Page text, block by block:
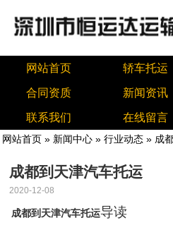
网站首页 轿车托运
合同资质 新闻资讯
联系我们 在线留言
网站首页 » 新闻中心 » 行业动态 » 成
成都到天津汽车托运
2020-12-08
成都到天津汽车托运导读